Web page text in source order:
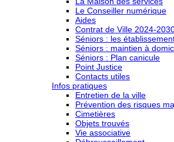
Le Conseiller numérique
Aides
Contrat de Ville 2024-
Séniors : les
Séniors : maintien à
Séniors : Plan canicule
Point Justice
Contacts utiles
Infos pratiques
Entretien de la ville
Prévention des risques
Cimetières
Objets trouvés
Vie associative